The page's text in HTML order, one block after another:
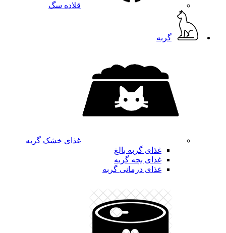
قلاده سگ
گربه
غذای خشک گربه
غذای گربه بالغ
غذای بچه گربه
غذای درمانی گربه